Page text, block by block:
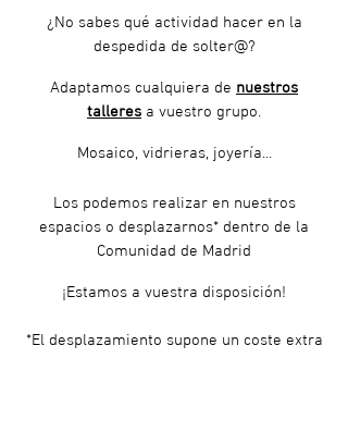
¿No sabes qué actividad hacer en la
despedida de solter@?
Adaptamos cualquiera de nuestros
talleresa vuestro grupo.
Mosaico, vidrieras, joyería...
Los podemos realizar en nuestros
espacios o desplazarnos* dentro de la
Comunidad de Madrid
¡Estamos a vuestra disposición!
*El desplazamiento supone un coste extra